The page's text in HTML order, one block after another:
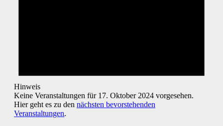
Hinweis
Keine Veranstaltungen für 17. Oktober 2024 vorgesehen.
Hier geht es zu den nächsten bevorstehenden
Veranstaltungen.